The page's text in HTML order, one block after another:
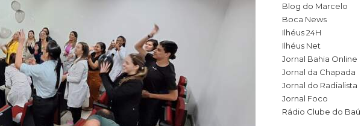
Blog do Marcelo
Boca News
Ilhéus 24H
Ilhéus Net
Jornal Bahia Online
Jornal da Chapada
Jornal do Radialista
Jornal Foco
Rádio Clube do Baú